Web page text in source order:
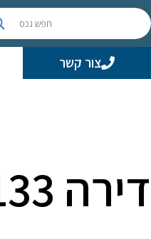
צור קשר
דירה 133 אתונה